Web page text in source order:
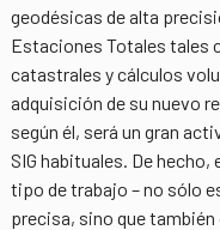
geodésicas de alta
Estaciones Totales tales
catastrales y cálculos
adquisición de su nuevo
según él, será un gran
SIG habituales. De
tipo de trabajo – no sólo
precisa, sino que